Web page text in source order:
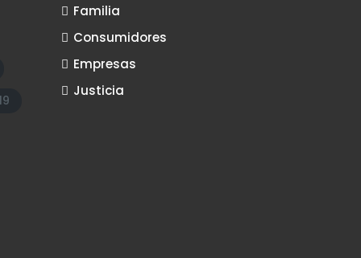
Familia
Consumidores
Empresas
Justicia